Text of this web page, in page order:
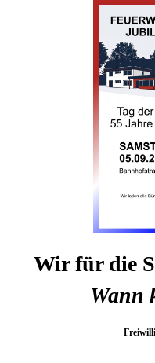
Wir für die
Wann